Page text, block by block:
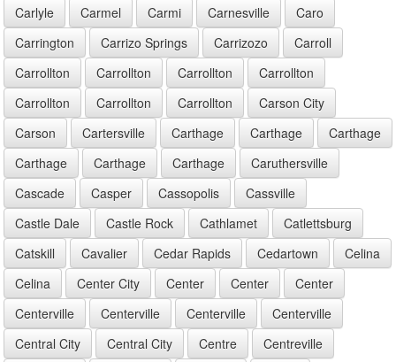
Carlyle Carmel Carmi Carnesville
Caro
Carrington
Carrizo Springs Carrizozo
Carroll
Carrollton
Carrollton Carrollton
Carrollton
Carrollton
Carrollton Carrollton
Carson City
Carson
Cartersville Carthage Carthage
Carthage
Carthage
Carthage Carthage
Caruthersville
Cascade
Casper Cassopolis
Cassville
Castle Dale
Castle Rock Cathlamet
Catlettsburg
Catskill
Cavalier Cedar Rapids Cedartown
Celina
Celina
Center City Center Center
Center
Centerville
Centerville Centerville
Centerville
Central City
Central City Centre
Centreville